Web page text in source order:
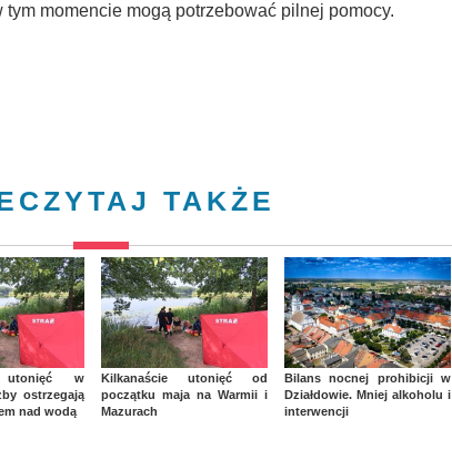
momencie mogą potrzebować pilnej pomocy.
TAKŻE
utonięć w
ostrzegają
nad wodą
Kilkanaście utonięć od
początku maja na Warmii i
Mazurach
Bilans nocnej prohibicji w
Działdowie. Mniej alkoholu i
interwencji